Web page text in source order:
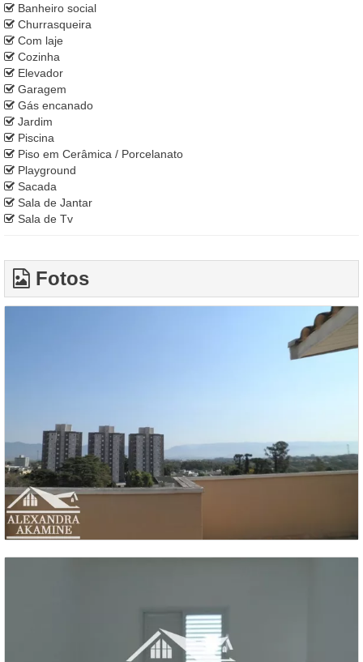
Banheiro social
Churrasqueira
Com laje
Cozinha
Elevador
Garagem
Gás encanado
Jardim
Piscina
Piso em Cerâmica / Porcelanato
Playground
Sacada
Sala de Jantar
Sala de Tv
Fotos